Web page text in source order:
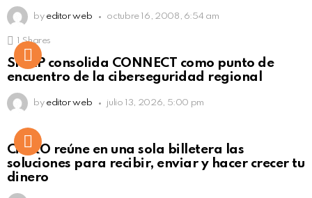
by editor web octubre 16, 2008, 6:54 am
Click to view this post
Shares
SISAP consolida CONNECT como punto de
encuentro de la ciberseguridad regional
by editor web julio 13, 2026, 5:00 pm
Not Safe For Work
Click to view this post
CiNKO reúne en una sola billetera las
soluciones para recibir, enviar y hacer crecer tu
dinero